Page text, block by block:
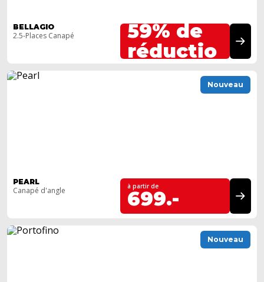
BELLAGIO
2.5-Places Canapé
59% de
réductio
Nouveau
PEARL
Canapé d'angle à partir de
699.-
Nouveau